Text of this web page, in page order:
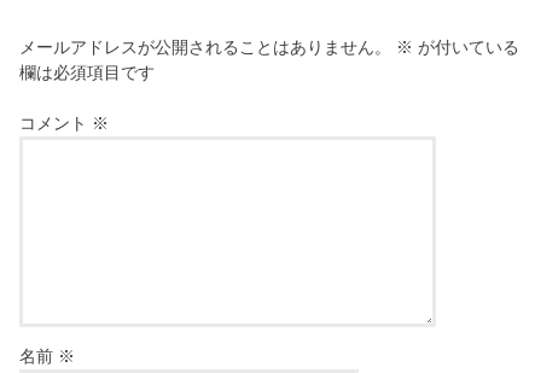
メールアドレスが公開されることはありません。 ※ が付いている
欄は必須項目です
コメント ※
名前 ※